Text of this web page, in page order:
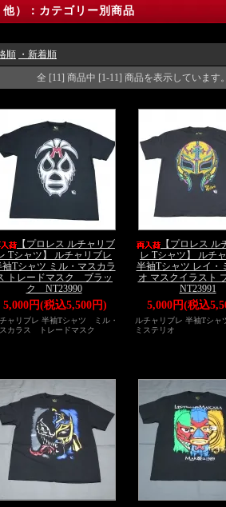
）：カテゴリー別商品
順 ・新着順
全 [11] 商品中 [1-11] 商品を表示しています
【プロレス ルチャリブ
Tシャツ】 ルチャリブレ
袖Tシャツ ミル・マスカラ
トレードマスク ブラッ
ク NT23990
5,000円(税込5,500円)
ャリブレ 半袖Tシャツ ミル・
カラス トレードマスク
【プロレス ル
レ Tシャツ】 ルチ
半袖Tシャツ レイ・
オ マスクイラスト
NT23991
5,000円(税込
ルチャリブレ 半袖Tシ
ミステリオ